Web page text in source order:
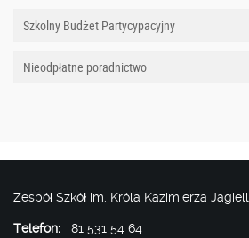
Szkolny Budżet Partycypacyjny
Nieodpłatne poradnictwo
Zespół Szkół im. Króla Kazimierza
Telefon: 81 531 54 64